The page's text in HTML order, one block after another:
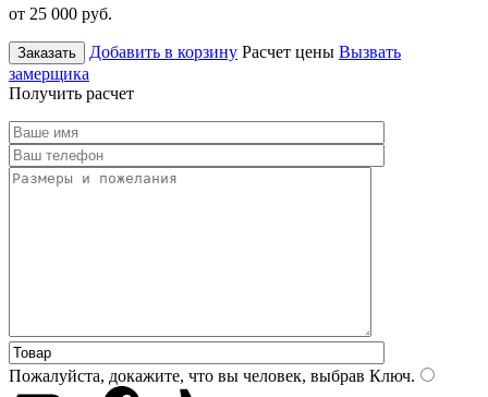
от 25 000 руб.
Заказать Добавить в корзину Расчет цены Вызвать
замерщика
Получить расчет
Пожалуйста, докажите, что вы человек, выбрав Ключ.